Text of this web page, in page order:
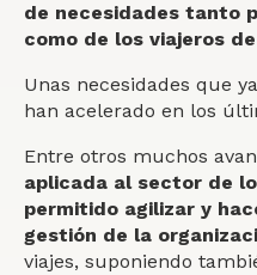
de necesidades tanto
como de los viajeros
Unas necesidades que
han acelerado en los
Entre otros muchos
aplicada al sector de
permitido agilizar y
gestión de la
viajes, suponiendo